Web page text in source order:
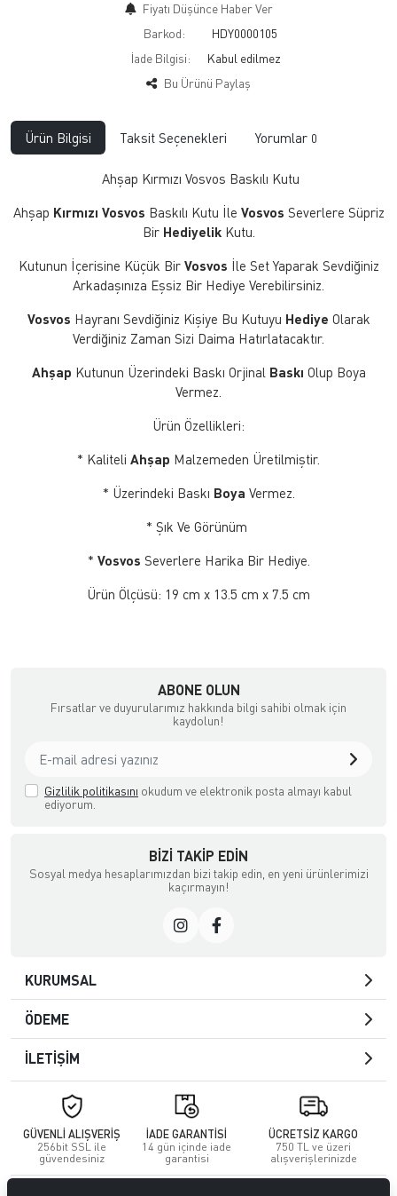
Fiyatı Düşünce Haber Ver
Barkod:
HDY0000105
İade Bilgisi:
Bu Ürünü Paylaş
Ürün Bilgisi Taksit Seçenekleri Yorumlar 0
Ahşap Kırmızı Vosvos Baskılı Kutu
Ahşap Kırmızı Vosvos Baskılı Kutu İle Vosvos Severlere Süpriz
Bir Hediyelik Kutu.
Kutunun İçerisine Küçük Bir Vosvos İle Set Yaparak Sevdiğiniz
Arkadaşınıza Eşsiz Bir Hediye Verebilirsiniz.
Vosvos Hayranı Sevdiğiniz Kişiye Bu Kutuyu Hediye Olarak
Verdiğiniz Zaman Sizi Daima Hatırlatacaktır.
Ahşap Kutunun Üzerindeki Baskı Orjinal Baskı Olup Boya
Vermez.
Ürün Özellikleri:
* Kaliteli Ahşap Malzemeden Üretilmiştir.
* Üzerindeki Baskı Boya Vermez.
* Şık Ve Görünüm
* Vosvos Severlere Harika Bir Hediye.
Ürün Ölçüsü: 19 cm x 13.5 cm x 7.5 cm
ABONE OLUN
Fırsatlar ve duyurularımız hakkında bilgi sahibi olmak için
kaydolun!
Gizlilik politikasını okudum ve elektronik posta almayı kabul
ediyorum.
BIZI TAKIP EDIN
Sosyal medya hesaplarımızdan bizi takip edin, en yeni ürünlerimizi
kaçırmayın!
KURUMSAL
ÖDEME
İLETİŞİM
GÜVENLİ ALIŞVERİŞ
256bit SSL ile
güvendesiniz
İADE GARANTİSİ
14 gün içinde iade
garantisi
ÜCRETSİZ KARGO
750 TL ve üzeri
alışverişlerinizde